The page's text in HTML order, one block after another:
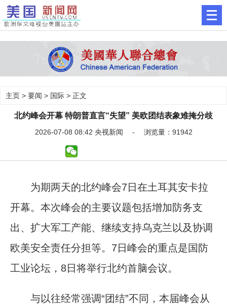
主页 > 要闻 > 国际 > 正文
北约峰会开幕 特朗普直言“失望” 美欧团结表象难掩分歧
2026-07-08 08:42 央视新闻 - 浏览量：91942
为期两天的北约峰会7日在土耳其安卡拉
开幕。本次峰会的主要议题包括增加防务支
出、扩大军工产能、继续支持乌克兰以及协调
欧美安全责任分担等。7日峰会的重点是国防
工业论坛，8日将举行北约首脑会议。
与以往经常强调“团结”不同，本届峰会从